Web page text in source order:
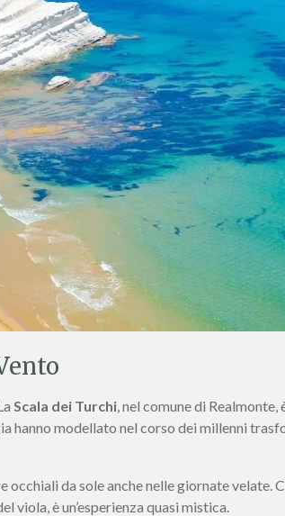
Scala dei Turchi , nel comune di Realmonte,
hanno modellato nel corso dei millenni
da sole anche nelle giornate velate.
è un’esperienza quasi mistica.